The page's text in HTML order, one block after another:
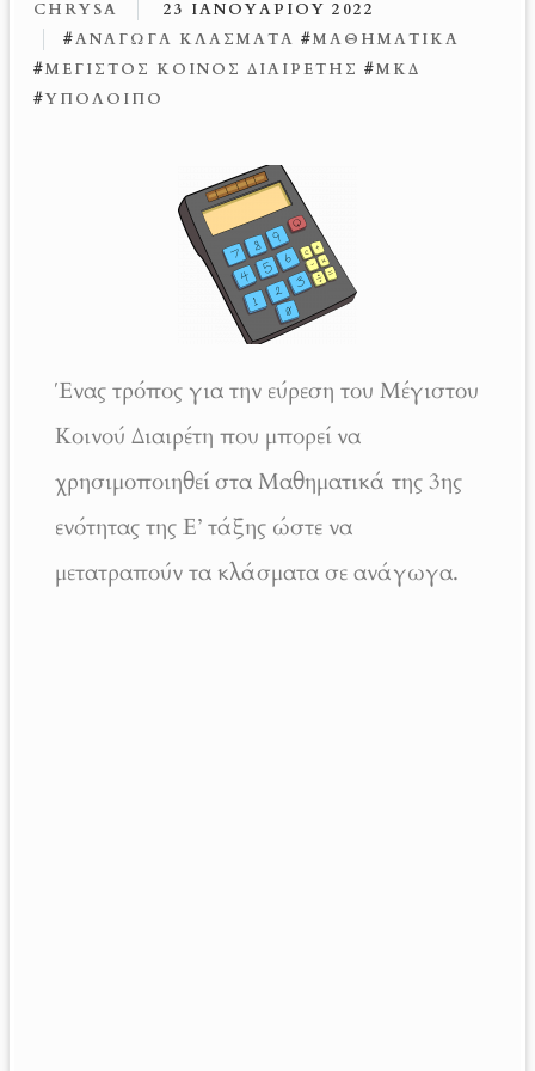
CHRYSA
23 ΙΑΝΟΥΑΡΊΟΥ 2022
#ΑΝΆΓΩΓΑ ΚΛΆΣΜΑΤΑ #ΜΑΘΗΜΑΤΙΚΆ
#ΜΈΓΙΣΤΟΣ ΚΟΙΝΌΣ ΔΙΑΙΡΈΤΗΣ #ΜΚΔ
#ΥΠΌΛΟΙΠΟ
Ένας τρόπος για την εύρεση του Μέγιστου
Κοινού Διαιρέτη που μπορεί να
χρησιμοποιηθεί στα Μαθηματικά της 3ης
ενότητας της Ε’ τάξης ώστε να
μετατραπούν τα κλάσματα σε ανάγωγα.